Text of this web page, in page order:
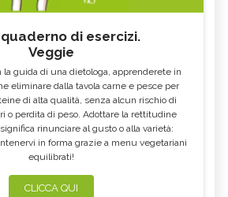
di esercizi.
Veggie
la guida di una dietologa, apprenderete in
eliminare dalla tavola carne e pesce per
di alta qualità, senza alcun rischio di
o perdita di peso. Adottare la rettitudine
rinunciare al gusto o alla varietà:
in forma grazie a menu vegetariani
equilibrati!
CLICCA QUI